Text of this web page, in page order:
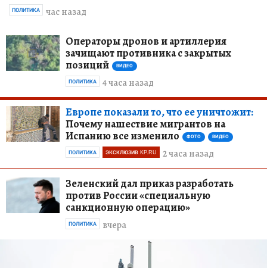
час назад
ПОЛИТИКА
Операторы дронов и артиллерия
зачищают противника с закрытых
позиций
ВИДЕО
4 часа назад
ПОЛИТИКА
Европе показали то, что ее уничтожит:
Почему нашествие мигрантов на
Испанию все изменило
ФОТО ВИДЕО
2 часа назад
ПОЛИТИКА ЭКСКЛЮЗИВ KP.RU
Зеленский дал приказ разработать
против России «специальную
санкционную операцию»
вчера
ПОЛИТИКА